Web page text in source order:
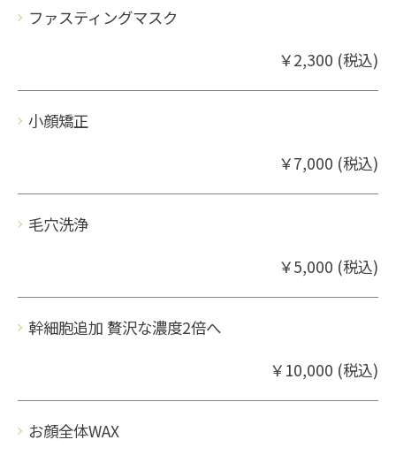
ファスティングマスク
￥2,300 (税込)
小顔矯正
￥7,000 (税込)
毛穴洗浄
￥5,000 (税込)
幹細胞追加 贅沢な濃度2倍へ
￥10,000 (税込)
お顔全体WAX